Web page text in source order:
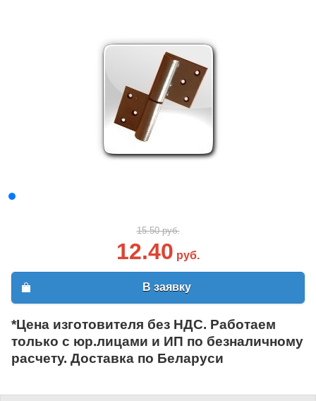
15.50 руб.
12.40 руб.
В заявку
*Цена изготовителя без НДС. Работаем
только с юр.лицами и ИП по безналичному
расчету. Доставка по Беларуси